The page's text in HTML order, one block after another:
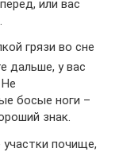
или вас
грязи во сне
дальше, у вас
босые ноги –
знак.
почище,